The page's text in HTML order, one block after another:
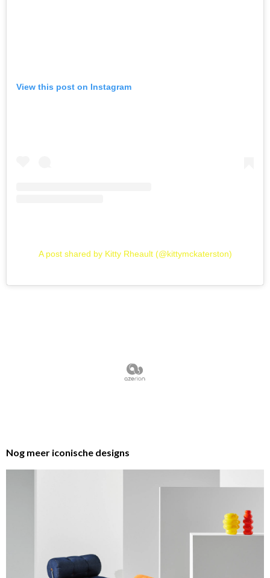
View this post on Instagram
A post shared by Kitty Rheault (@kittymckaterston)
Nog meer iconische designs